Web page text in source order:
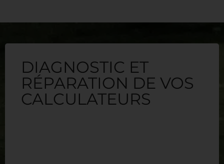
DIAGNOSTIC ET
RÉPARATION DE VOS
CALCULATEURS